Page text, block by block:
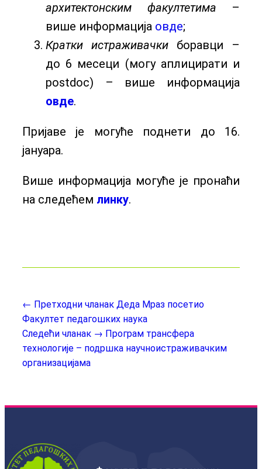
архитектонским факултетима –
више информација овде;
Кратки истраживачки боравци –
до 6 месеци (могу аплицирати и
postdoc) – више информација
овде.
Пријаве је могуће поднети до 16.
јануара.
Више информација могуће је пронаћи
на следећем линку.
← Претходни чланак Деда Мраз посетио
Факултет педагошких наука
Следећи чланак → Програм трансфера
технологије – подршка научноистраживачким
организацијама